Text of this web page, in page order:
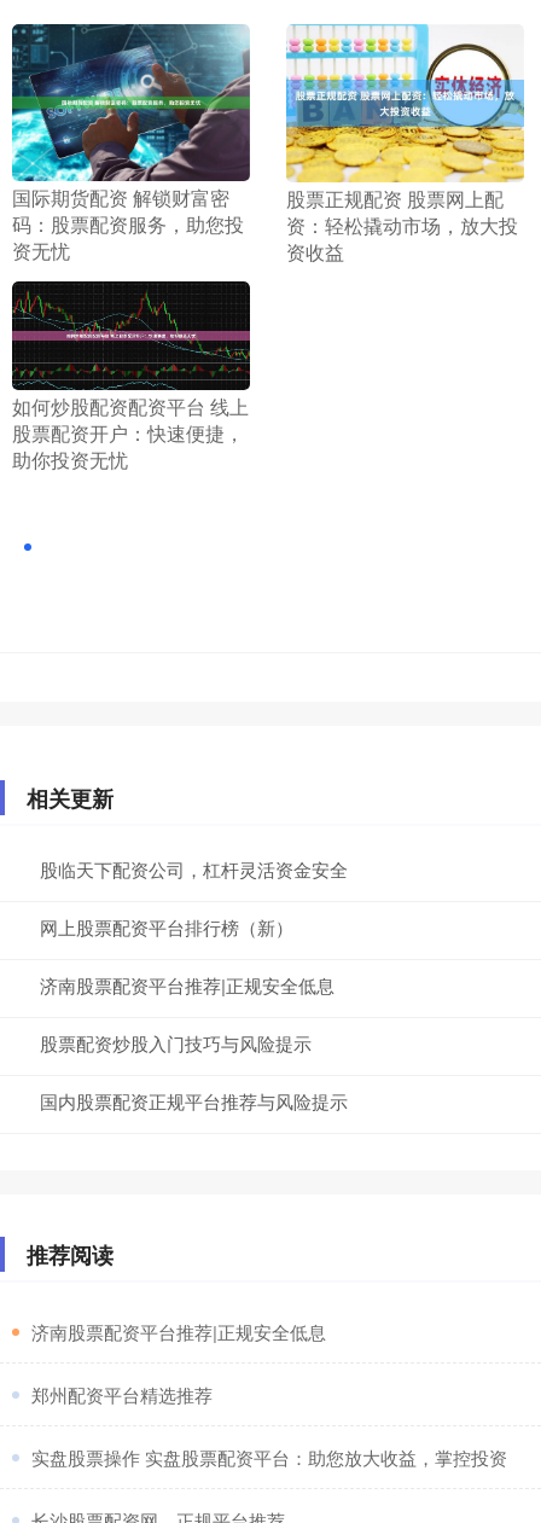
​国际期货配资 解锁财富密
码：股票配资服务，助您投
资无忧
​股票正规配资 股票网上配
资：轻松撬动市场，放大投
资收益
​如何炒股配资配资平台 线上
股票配资开户：快速便捷，
助你投资无忧
相关更新
股临天下配资公司，杠杆灵活资金安全
网上股票配资平台排行榜（新）
济南股票配资平台推荐|正规安全低息
股票配资炒股入门技巧与风险提示
国内股票配资正规平台推荐与风险提示
推荐阅读
​济南股票配资平台推荐|正规安全低息
​郑州配资平台精选推荐
​实盘股票操作 实盘股票配资平台：助您放大收益，掌控投资